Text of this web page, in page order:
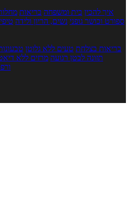
איך להכין בית ומשפחה בריאות
ספורט וכושר גופני נשים, הריון ולידה
בריאות בצלחת טעים ללא גלוטן
תזונה לבטן רגועה מרזים ללא